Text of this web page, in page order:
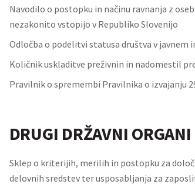
Navodilo o postopku in načinu ravnanja z
nezakonito vstopijo v Republiko Slovenijo
Odločba o podelitvi statusa društva v javnem
Količnik uskladitve preživnin in nadomestil
Pravilnik o spremembi Pravilnika o izvajanju
DRUGI DRŽAVNI
Sklep o kriterijih, merilih in postopku za
delovnih sredstev ter usposabljanja za